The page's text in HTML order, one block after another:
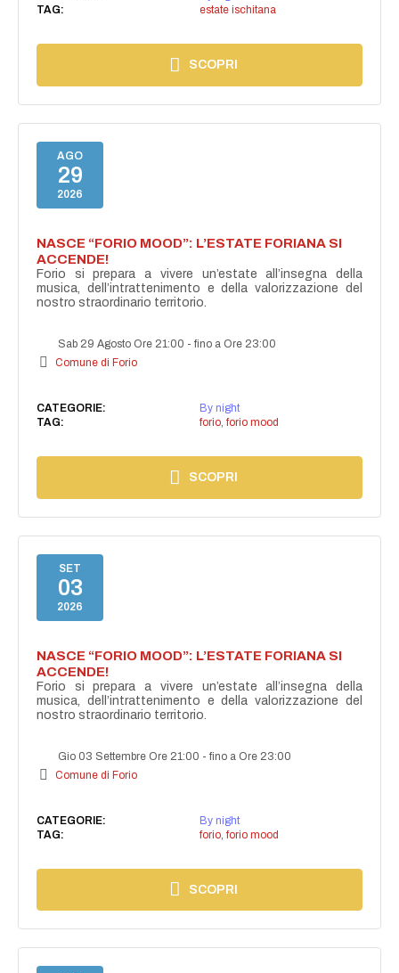
TAG:
estate ischitana
SCOPRI
AGO
29
2026
NASCE “FORIO MOOD”: L’ESTATE FORIANA SI
ACCENDE!
Forio si prepara a vivere un’estate all’insegna della
musica, dell’intrattenimento e della valorizzazione del
nostro straordinario territorio.
Sab 29 Agosto Ore 21:00 -fino a Ore 23:00
Comune di Forio
CATEGORIE:
By night
TAG:
forio, forio mood
SCOPRI
SET
03
2026
NASCE “FORIO MOOD”: L’ESTATE FORIANA SI
ACCENDE!
Forio si prepara a vivere un’estate all’insegna della
musica, dell’intrattenimento e della valorizzazione del
nostro straordinario territorio.
Gio 03 Settembre Ore 21:00 -fino a Ore 23:00
Comune di Forio
CATEGORIE:
By night
TAG:
forio, forio mood
SCOPRI